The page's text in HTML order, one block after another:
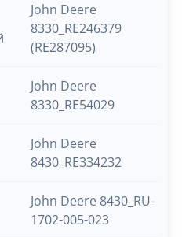
John Deere
8330_RE246379
(RE287095)
John Deere
8330_RE54029
John Deere
8430_RE334232
John Deere 8430_RU-
1702-005-023